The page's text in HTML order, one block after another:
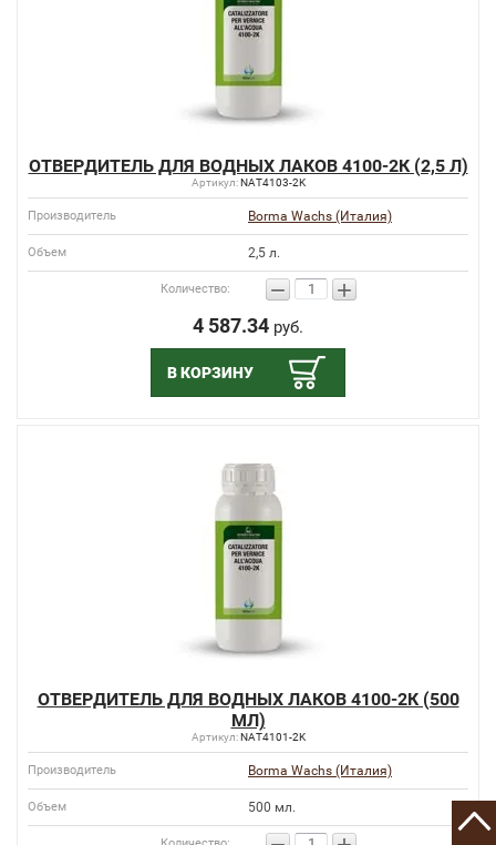
ОТВЕРДИТЕЛЬ ДЛЯ ВОДНЫХ ЛАКОВ 4100-2К (2,5 Л)
Артикул:NAT4103-2K
Производитель Borma Wachs (Италия)
Объем 2,5 л.
Количество: − +
4 587.34 руб.
В КОРЗИНУ
ОТВЕРДИТЕЛЬ ДЛЯ ВОДНЫХ ЛАКОВ 4100-2К (500
МЛ)
Артикул:NAT4101-2K
Производитель Borma Wachs (Италия)
Объем 500 мл.